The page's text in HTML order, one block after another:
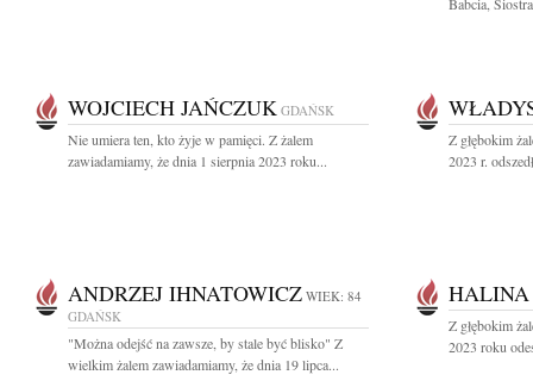
WOJCIECH JAŃCZUK GDAŃSK
Nie umiera ten, kto żyje w pamięci. Z żalem
zawiadamiamy, że dnia 1 sierpnia 2023 roku...
Z głębokim
2023 r.
ANDRZEJ IHNATOWICZ WIEK: 84
GDAŃSK
"Można odejść na zawsze, by stale być blisko" Z
wielkim żalem zawiadamiamy, że dnia 19 lipca...
Z głębokim
2023 roku